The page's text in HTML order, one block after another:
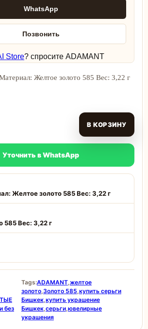
WhatsApp
Позвонить
Store? спросите ADAMANT
Желтое золото 585 Вес: 3,22 г
В КОРЗИНУ
Уточнить в WhatsApp
Желтое золото 585 Вес: 3,22 г
585 Вес: 3,22 г
без
Tags:ADAMANT,желтое
золото, Золото 585,купить серьги
Бишкек,купить украшение
Бишкек,серьги,ювелирные
украшения